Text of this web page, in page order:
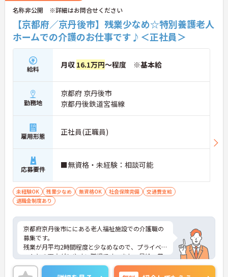
名称非公開 ※詳細はお問合せください
【京都府／京丹後市】残業少なめ☆特別養護老人
ホームでの介護のお仕事です♪＜正社員＞
給料 月収 16.1万円～程度 ※基本給
勤務地
京都府 京丹後市
京都丹後鉄道宮福線
雇用形態 正社員(正職員)
応募要件 ■無資格・未経験：相談可能
未経験OK 残業少なめ 無資格OK 社会保険完備
交通費支給
退職金制度あり
京都府京丹後市ににある老人福祉施設での介護職の
募集です。
残業が月平均2時間程度と少なめなので、プライベ
ートとの両立がしやすい職場です。また、昇給・賞
与制度があるので、頑張りがきちんと評価されま
す。